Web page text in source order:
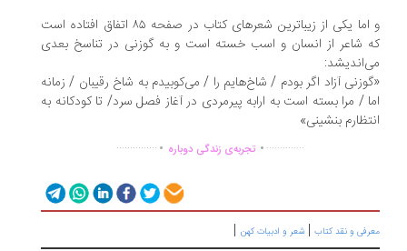
و اما یکی از زیباترین شعرهای کتاب در صفحه ۸۵ اتفاق افتاد‌ه است
شاعر از انسان و اسب خسته است و به گوزنی در تناسخ بعدی
آزاد اگر بودم / شاخ‌هایم را / می‌کوبیدم به شاخ رقیبان / زمانه
/ مرا بسته است به ارابه پیرمردی در آغاز فصل سرد/ تا کودکانه به
بنشینی»
................تجربه‌ی زندگی دوباره ...............
و نقد کتاب|شعر و ادبیات کهن|